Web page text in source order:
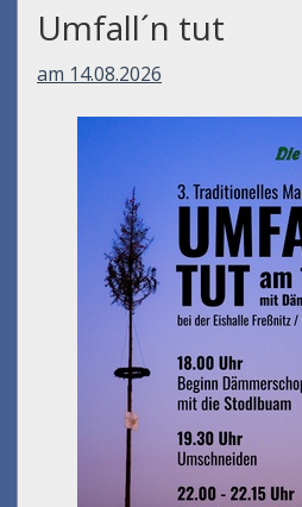
Umfall´n tut
am 14.08.2026